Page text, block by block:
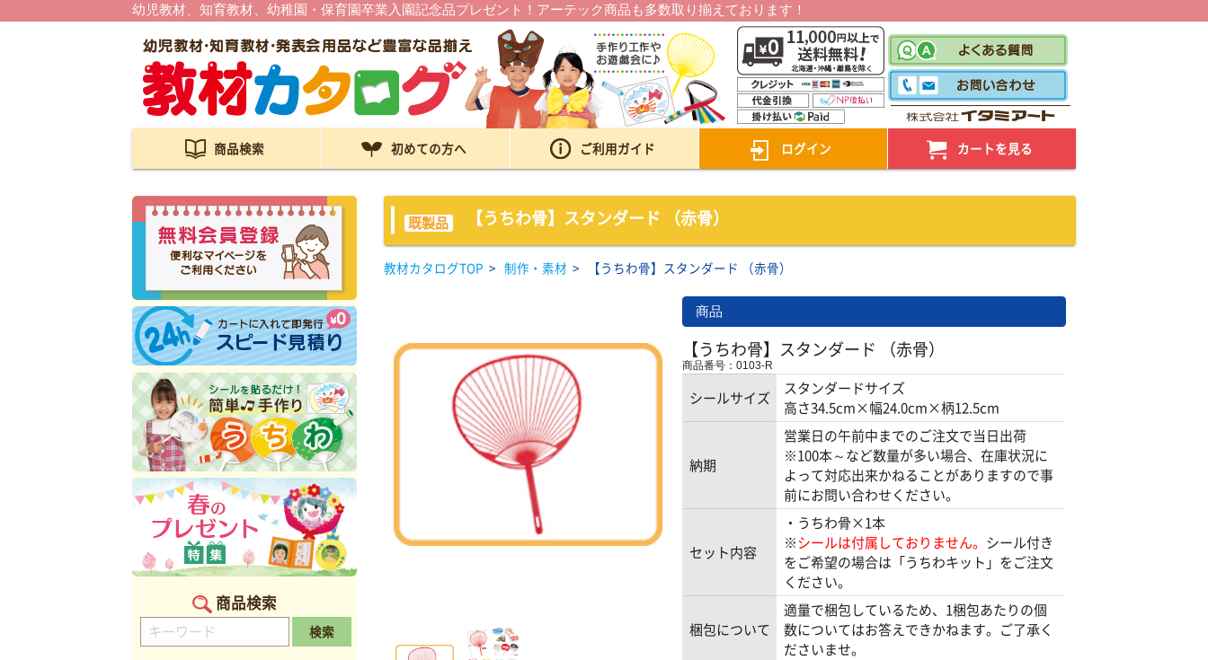
幼児教材、知育教材、幼稚園・保育園卒業入園記念品プレゼント！アーテック商品も多数取り揃えております！
商品検索 初めての方へ ご利用ガイド ログイン カートを見る
商品検索
検索
既製品 【うちわ骨】スタンダード （赤骨）
教材カタログTOP > 制作・素材 > 【うちわ骨】スタンダード （赤骨）
商品
【うちわ骨】スタンダード （赤骨）
商品番号：0103-R
シールサイズ
スタンダードサイズ
高さ34.5cm×幅24.0cm×柄12.5cm
納期
営業日の午前中までのご注文で当日出荷
※100本～など数量が多い場合、在庫状況に
よって対応出来かねることがありますので事
前にお問い合わせください。
セット内容
・うちわ骨×1本
※シールは付属しておりません。 シール付き
をご希望の場合は「うちわキット」をご注文
ください。
梱包について
適量で梱包しているため、1梱包あたりの個
数についてはお答えできかねます。ご了承く
ださいませ。